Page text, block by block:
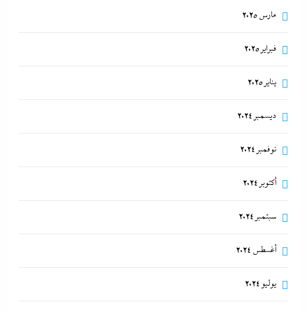
مارس 2025
فبراير 2025
يناير 2025
ديسمبر 2024
نوفمبر 2024
أكتوبر 2024
سبتمبر 2024
أغسطس 2024
يوليو 2024